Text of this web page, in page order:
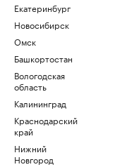
Екатеринбург
Новосибирск
Омск
Башкортостан
Вологодская
область
Калининград
Краснодарский
край
Нижний
Новгород